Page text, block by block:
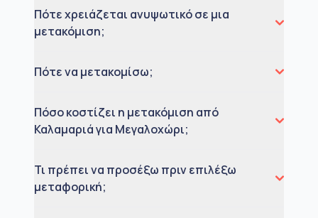
Πότε χρειάζεται ανυψωτικό σε μια
μετακόμιση;
Πότε να μετακομίσω;
Πόσο κοστίζει η μετακόμιση από
Καλαμαριά για Μεγαλοχώρι;
Τι πρέπει να προσέξω πριν επιλέξω
μεταφορική;